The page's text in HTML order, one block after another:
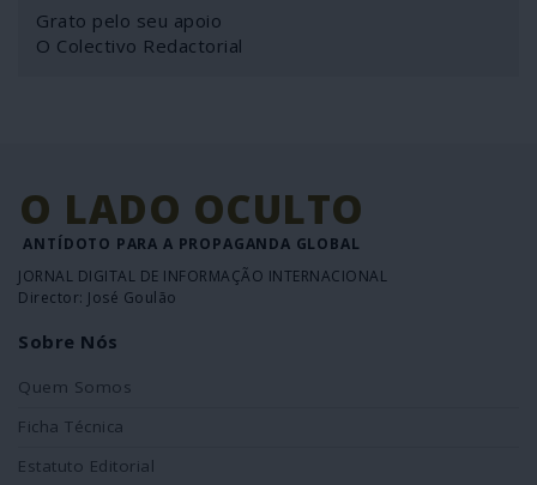
Grato pelo seu apoio
O Colectivo Redactorial
O LADO OCULTO
ANTÍDOTO PARA A PROPAGANDA GLOBAL
JORNAL DIGITAL DE INFORMAÇÃO INTERNACIONAL
Director: José Goulão
Sobre Nós
Quem Somos
Ficha Técnica
Estatuto Editorial